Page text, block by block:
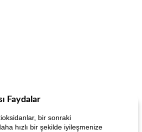
Faydalar
bir sonraki
hızlı bir şekilde iyileşmenize